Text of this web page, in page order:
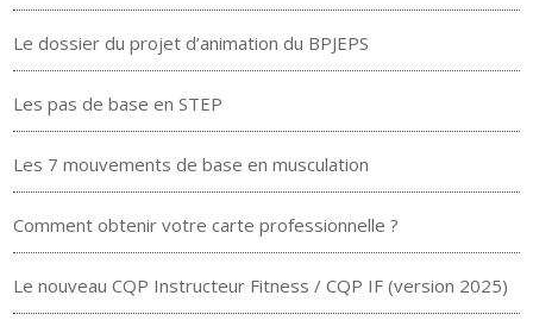
Le dossier du projet d’animation du BPJEPS
Les pas de base en STEP
Les 7 mouvements de base en musculation
Comment obtenir votre carte professionnelle ?
Le nouveau CQP Instructeur Fitness / CQP IF (version 2025)